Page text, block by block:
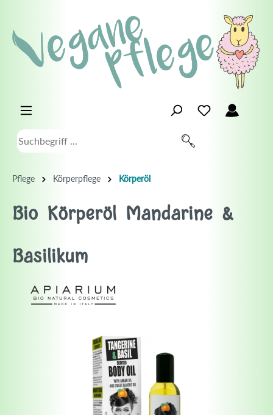
Pflege Körperpflege Körperöl
Bio Körperöl Mandarine &
Basilikum